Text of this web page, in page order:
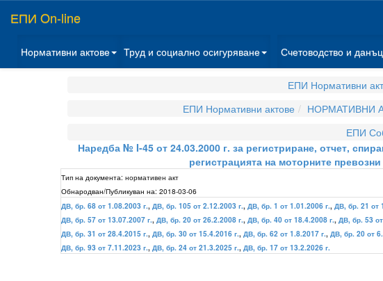
ЕПИ On-line
Нормативни актове Труд и социално осигуряване Счетоводство и
ЕПИ Нормативни
ЕПИ Нормативни актове
НОРМАТИВНИ
ЕПИ
Наредба № I-45 от 24.03.2000 г. за регистриране, отчет,
регистрацията на моторните
Тип на документа: нормативен акт
Обнародван/Публикуван на: 2018-03-06
ДВ, бр. 68 от 1.08.2003 г., ДВ, бр. 105 от 2.12.2003 г., ДВ, бр. 1 от 1.01.2006 г., ДВ, бр. 21 от
ДВ, бр. 57 от 13.07.2007 г., ДВ, бр. 20 от 26.2.2008 г., ДВ, бр. 40 от 18.4.2008 г., ДВ, бр. 53
ДВ, бр. 31 от 28.4.2015 г., ДВ, бр. 30 от 15.4.2016 г., ДВ, бр. 62 от 1.8.2017 г., ДВ, бр. 20 от
ДВ, бр. 93 от 7.11.2023 г., ДВ, бр. 24 от 21.3.2025 г., ДВ, бр. 17 от 13.2.2026 г.